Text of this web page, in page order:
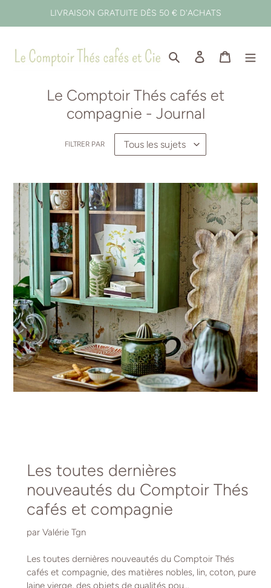
LIVRAISON GRATUITE DÈS 50 € D'ACHATS
RechercherSe connecter
Panier
Le Comptoir Thés cafés et
compagnie - Journal
FILTRER PAR
Les toutes dernières
nouveautés du Comptoir Thés
cafés et compagnie
par Valérie Tgn
Les toutes dernières nouveautés du Comptoir Thés
cafés et compagnie, des matières nobles, lin, coton, pure
laine vierge, des objets de qualités pou...